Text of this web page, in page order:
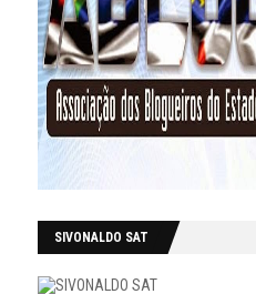
SIVONALDO SAT